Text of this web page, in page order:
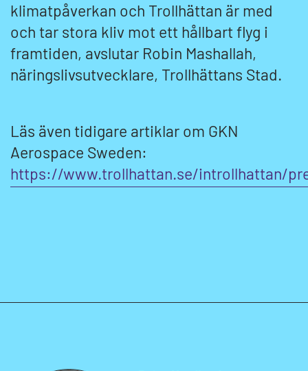
klimatpåverkan och Trollhättan är med
och tar stora kliv mot ett hållbart flyg i
framtiden, avslutar Robin Mashallah,
näringslivsutvecklare, Trollhättans Stad.
Läs även tidigare artiklar om GKN
Aerospace Sweden:
https://www.trollhattan.se/introllhattan/